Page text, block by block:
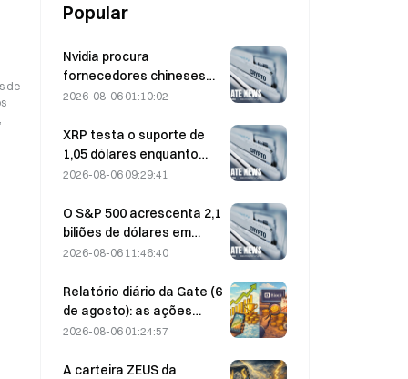
de
Popular
Nvidia procura
fornecedores chineses
de estações-base de IA
rede 6G
2026-08-06 01:10:02
XRP testa o suporte de
1,05 dólares enquanto
Ethereum se mantém nos
reduzido
2026-08-06 09:29:41
O S&P 500 acrescenta 2,1
biliões de dólares em
agosto e sobe 3,12%,
apenas 2%
2026-08-06 11:46:40
Relatório diário da Gate (6
de agosto): as ações
preferenciais STRC da
forte recuperação; a
2026-08-06 01:24:57
A carteira ZEUS da